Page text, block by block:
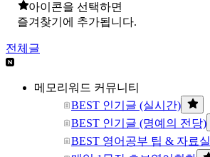
아이콘을 선택하면
즐겨찾기에 추가됩니다.
전체글
메모리워드 커뮤니티
BEST 인기글 (실시간)
BEST 인기글 (명예의 전당)
BEST 영어공부 팁 & 자료실